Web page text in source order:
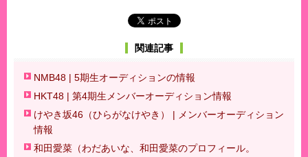
関連記事
NMB48 | 5期生オーディションの情報
HKT48 | 第4期生メンバーオーディション情報
けやき坂46（ひらがなけやき） | メンバーオーディション
情報
和田愛菜（わだあいな、和田愛菜のプロフィール。